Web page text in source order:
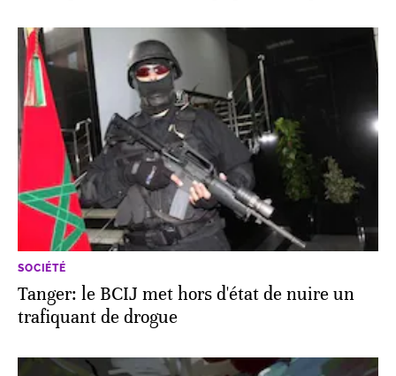
SOCIÉTÉ
Tanger: le BCIJ met hors d'état de nuire un
trafiquant de drogue